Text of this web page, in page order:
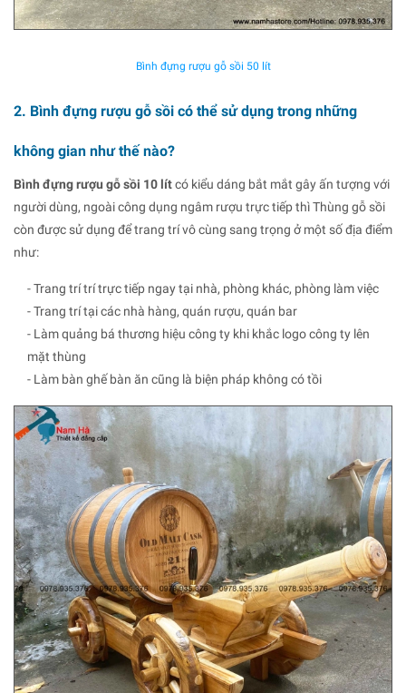
Bình đựng rượu gỗ sồi 50 lít
2. Bình đựng rượu gỗ sồi có thể sử dụng trong những
không gian như thế nào?
Bình đựng rượu gỗ sồi 10 lítcó kiểu dáng bắt mắt gây ấn tượng với
người dùng, ngoài công dụng ngâm rượu trực tiếp thì Thùng gỗ sồi
còn được sử dụng để trang trí vô cùng sang trọng ở một số địa điểm
như:
- Trang trí trí trực tiếp ngay tại nhà, phòng khác, phòng làm việc
- Trang trí tại các nhà hàng, quán rượu, quán bar
- Làm quảng bá thương hiệu công ty khi khắc logo công ty lên
mặt thùng
- Làm bàn ghế bàn ăn cũng là biện pháp không có tồi